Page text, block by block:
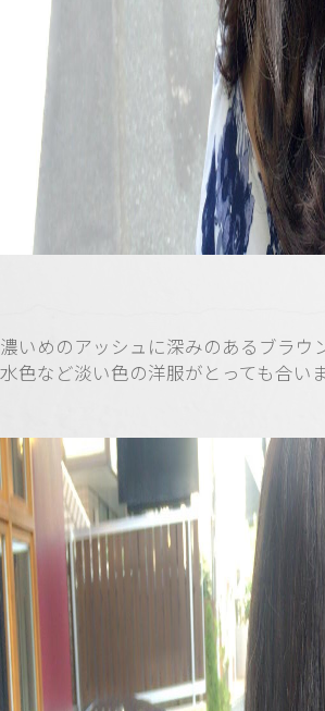
濃いめのアッシュに深みのあるブラウ
水色など淡い色の洋服がとっても合い